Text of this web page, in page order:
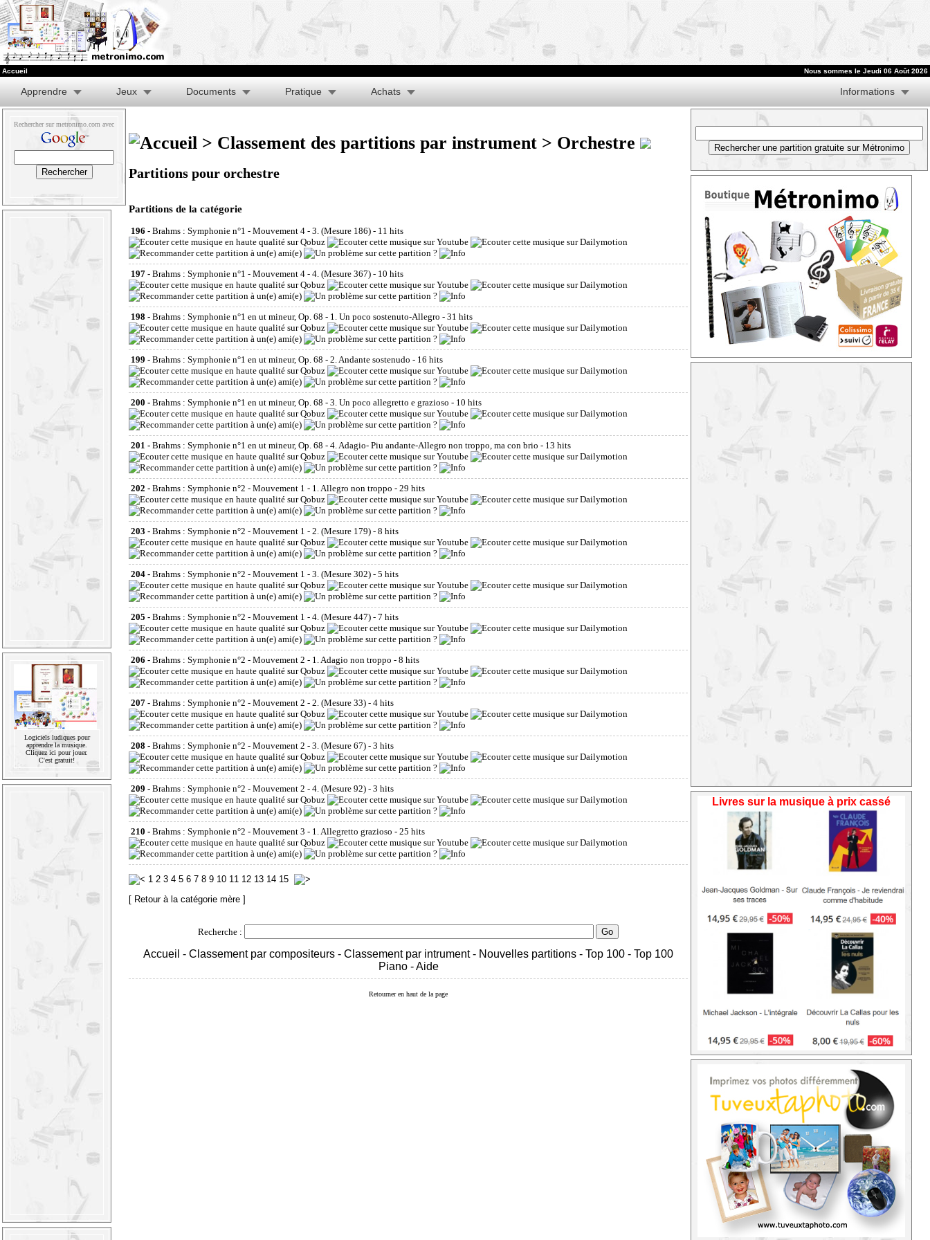
Accueil Nous sommes le Jeudi 06 Août 2026
Apprendre Jeux Documents Pratique Achats Informations
Rechercher sur metronimo.com avec
Logiciels ludiques pour
apprendre la musique.
Cliquez ici pour jouer.
C'est gratuit!
> Classement des partitions par instrument > Orchestre
Partitions pour orchestre
Partitions de la catégorie
196 - Brahms : Symphonie n°1 - Mouvement 4 - 3. (Mesure 186) - 11 hits
197 - Brahms : Symphonie n°1 - Mouvement 4 - 4. (Mesure 367) - 10 hits
198 - Brahms : Symphonie n°1 en ut mineur, Op. 68 - 1. Un poco sostenuto-Allegro - 31 hits
199 - Brahms : Symphonie n°1 en ut mineur, Op. 68 - 2. Andante sostenudo - 16 hits
200 - Brahms : Symphonie n°1 en ut mineur, Op. 68 - 3. Un poco allegretto e grazioso - 10 hits
201 - Brahms : Symphonie n°1 en ut mineur, Op. 68 - 4. Adagio- Piu andante-Allegro non troppo, ma con brio - 13 hits
202 - Brahms : Symphonie n°2 - Mouvement 1 - 1. Allegro non troppo - 29 hits
203 - Brahms : Symphonie n°2 - Mouvement 1 - 2. (Mesure 179) - 8 hits
204 - Brahms : Symphonie n°2 - Mouvement 1 - 3. (Mesure 302) - 5 hits
205 - Brahms : Symphonie n°2 - Mouvement 1 - 4. (Mesure 447) - 7 hits
206 - Brahms : Symphonie n°2 - Mouvement 2 - 1. Adagio non troppo - 8 hits
207 - Brahms : Symphonie n°2 - Mouvement 2 - 2. (Mesure 33) - 4 hits
208 - Brahms : Symphonie n°2 - Mouvement 2 - 3. (Mesure 67) - 3 hits
209 - Brahms : Symphonie n°2 - Mouvement 2 - 4. (Mesure 92) - 3 hits
210 - Brahms : Symphonie n°2 - Mouvement 3 - 1. Allegretto grazioso - 25 hits
1 2 3 4 5 6 7 8 9 10 11 12 13 14 15
[ Retour à la catégorie mère ]
Recherche :
Accueil - Classement par compositeurs - Classement par intrument- Nouvelles partitions - Top 100 - Top 100
Piano-Aide
Retourner en haut de la page
Livres sur la musique à prix cassé